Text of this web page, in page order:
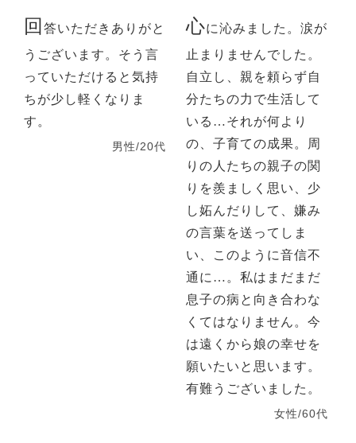
回 答いただきありがと
うございます。そう言
っていただけると気持
ちが少し軽くなりま
す。
男性/20代
心に沁みました。涙が
止まりませんでした。
自立し、親を頼らず自
分たちの力で生活して
いる…それが何より
の、子育ての成果。周
りの人たちの親子の関
りを羨ましく思い、少
し妬んだりして、嫌み
の言葉を送ってしま
い、このように音信不
通に…。私はまだまだ
息子の病と向き合わな
くてはなりません。今
は遠くから娘の幸せを
願いたいと思います。
有難うございました。
女性/60代